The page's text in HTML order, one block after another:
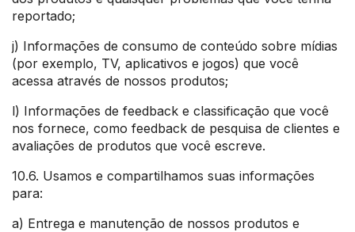
reportado;
j) Informações de consumo de conteúdo sobre mídias
(por exemplo, TV, aplicativos e jogos) que você
acessa através de nossos produtos;
l) Informações de feedback e classificação que você
nos fornece, como feedback de pesquisa de clientes e
avaliações de produtos que você escreve.
10.6. Usamos e compartilhamos suas informações
para:
a) Entrega e manutenção de nossos produtos e